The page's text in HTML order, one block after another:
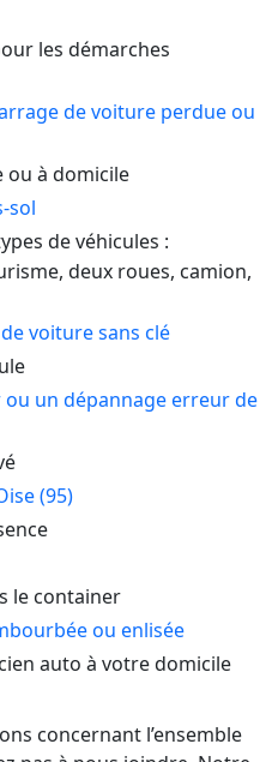
les démarches
de voiture perdue ou
ou à domicile
sol
de véhicules :
deux roues, camion,
voiture sans clé
un dépannage erreur de
(95)
le container
ou enlisée
auto à votre domicile
concernant l’ensemble